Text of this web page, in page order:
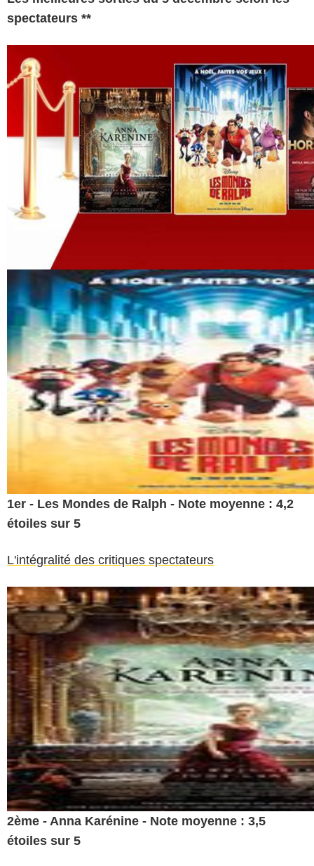
spectateurs **
1er - Les Mondes de Ralph - Note moyenne : 4,2
étoiles sur 5
L'intégralité des critiques spectateurs
2ème - Anna Karénine - Note moyenne : 3,5
étoiles sur 5